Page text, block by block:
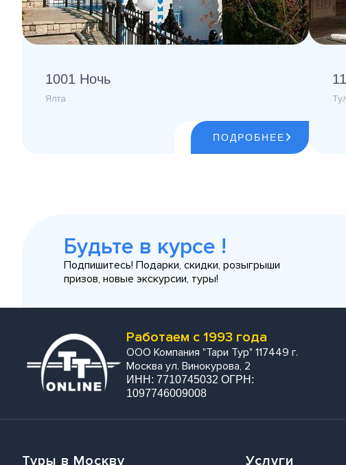
1001 Ночь
Ялта
ПОДРОБНЕЕ
Будьте в курсе !
Подпишитесь! Подарки, скидки, розыгрыши
призов, новые экскурсии, туры!
Работаем с 1993 года
ООО Компания "Тари Тур" 117449 г.
Москва ул. Винокурова, 2
ИНН: 7710745032 ОГРН:
1097746009008
Туры в Москву Услуги